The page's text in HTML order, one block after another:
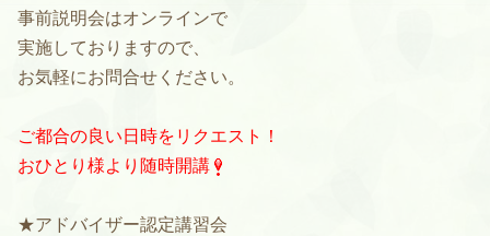
事前説明会はオンラインで
実施しておりますので、
お気軽にお問合せください。
ご都合の良い日時をリクエスト！
おひとり様より随時開講
★アドバイザー認定講習会